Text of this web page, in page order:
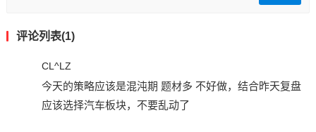
评论列表(1)
CL^LZ
今天的策略应该是混沌期 题材多 不好做，结合昨天复盘
应该选择汽车板块，不要乱动了